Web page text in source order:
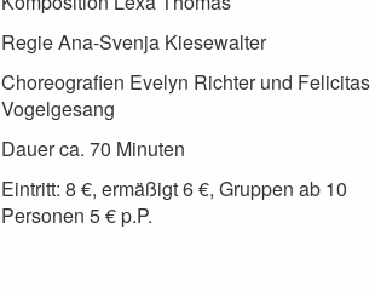
Regie Ana-Svenja Kiesewalter
Choreografien Evelyn Richter und Felicitas
Vogelgesang
Dauer ca. 70 Minuten
Eintritt: 8 €, ermäßigt 6 €, Gruppen ab 10
Personen 5 € p.P.